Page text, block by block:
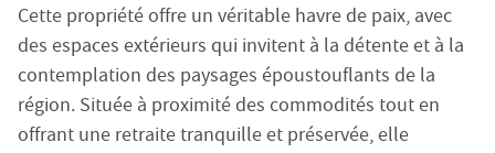
Cette propriété offre un véritable havre de paix, avec
des espaces extérieurs qui invitent à la détente et à la
contemplation des paysages époustouflants de la
région. Située à proximité des commodités tout en
offrant une retraite tranquille et préservée, elle
Honoraires de négociation : 6 % TTC (5 % + TVA 20
Le médiateur compétent en cas de litige est :
https://recevabilite-mediations.medimmoconso.fr